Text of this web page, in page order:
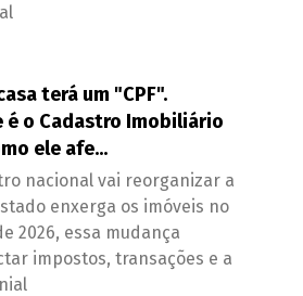
terá um "CPF".
é o Cadastro Imobiliário
ele afe...
nacional vai reorganizar a
enxerga os imóveis no
2026, essa mudança
impostos, transações e a